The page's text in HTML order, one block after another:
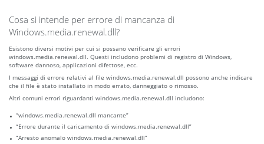
Cosa si intende per errore di mancanza di
Windows.media.renewal.dll?
Esistono diversi motivi per cui si possano verificare gli errori
windows.media.renewal.dll. Questi includono problemi di registro di Windows,
software dannoso, applicazioni difettose, ecc.
I messaggi di errore relativi al file windows.media.renewal.dll possono anche indicare
che il file è stato installato in modo errato, danneggiato o rimosso.
Altri comuni errori riguardanti windows.media.renewal.dll includono:
“windows.media.renewal.dll mancante”
“Errore durante il caricamento di windows.media.renewal.dll”
“Arresto anomalo windows.media.renewal.dll”